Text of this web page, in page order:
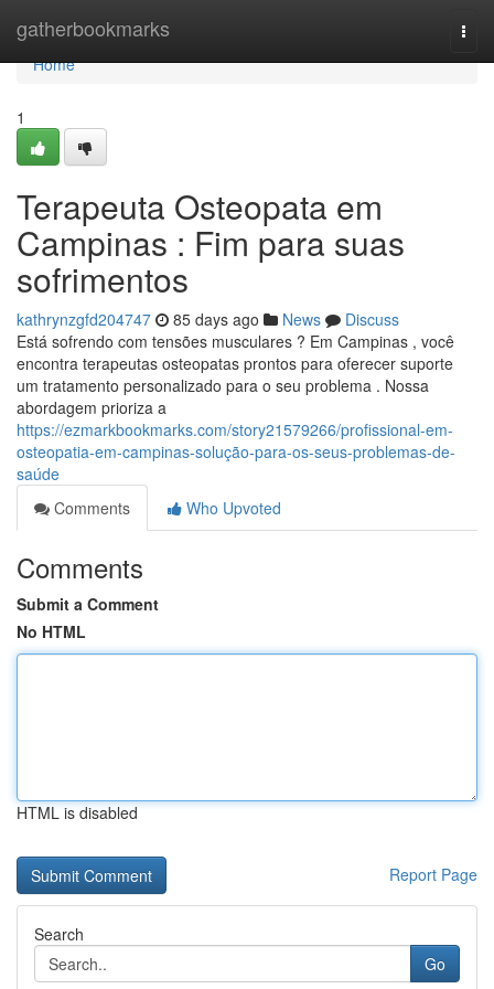
gatherbookmarks
Home
Home
1
Terapeuta Osteopata em
Campinas : Fim para suas
sofrimentos
kathrynzgfd204747 85 days ago News
Discuss
Está sofrendo com tensões musculares ? Em Campinas , você
encontra terapeutas osteopatas prontos para oferecer suporte
um tratamento personalizado para o seu problema . Nossa
abordagem prioriza a
https://ezmarkbookmarks.com/story21579266/profissional-em-
osteopatia-em-campinas-solução-para-os-seus-problemas-de-
saúde
Comments
Who Upvoted
Comments
Submit a Comment
No HTML
HTML is disabled
Report Page
Search
Go